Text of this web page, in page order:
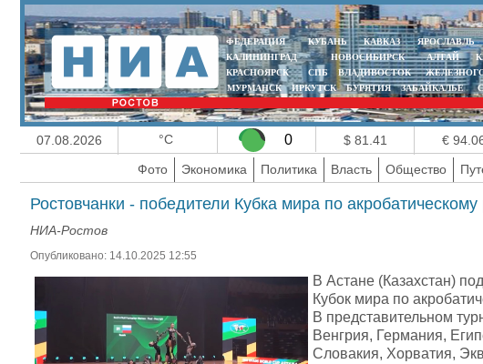
ФЕДЕРАЦИЯ КУБАНЬ КАВКАЗ ЯРОСЛАВЛЬ
КАЛИНИНГРАД
НОВОСИБИРСК АЛТАЙ
КРАСНОЯРСК
СПБ ВЛАДИВОСТОК
МУРМАНСК
ИРКУТСК БУРЯТИЯ ЗАБАЙКАЛЬЕ
07.08.2026 °C 0 $ 81.41
€
Фото
Экономика Политика Власть Общество
Ростовчанки - победители Кубка мира по
НИА-Ростов
Опубликовано: 14.10.2025 12:55
В Астане (Казахстан)
Кубок мира по
В представительном
Венгрия, Германия,
Словакия, Хорватия,